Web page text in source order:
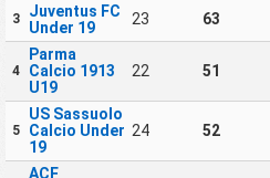
3
Juventus FC
Under 19
23 63
4
Parma
Calcio 1913
U19
22 51
5
US Sassuolo
Calcio Under
19
24 52
ACF